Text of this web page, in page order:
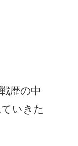
歴の中
いきた